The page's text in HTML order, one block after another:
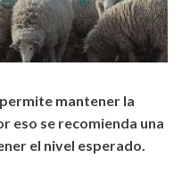
mantener la
eso se recomienda una
el nivel esperado.